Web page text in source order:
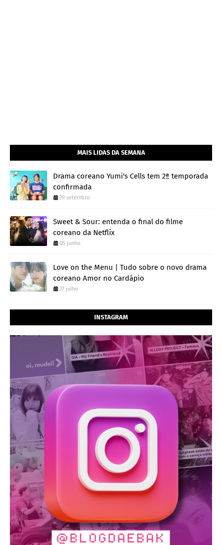
MAIS LIDAS DA SEMANA
Drama coreano Yumi's Cells tem 2ª temporada
confirmada
29 setembro
Sweet & Sour: entenda o final do filme
coreano da Netflix
05 junho
Love on the Menu | Tudo sobre o novo drama
coreano Amor no Cardápio
27 julho
INSTAGRAM